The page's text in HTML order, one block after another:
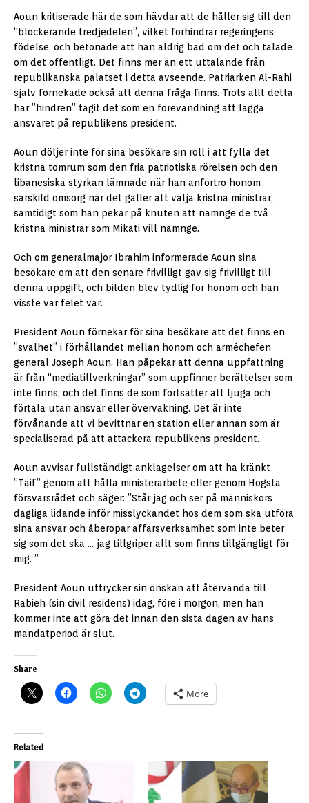
Aoun kritiserade här de som hävdar att de håller sig till den
“blockerande tredjedelen”, vilket förhindrar regeringens
födelse, och betonade att han aldrig bad om det och talade
om det offentligt. Det finns mer än ett uttalande från
republikanska palatset i detta avseende. Patriarken Al-Rahi
själv förnekade också att denna fråga finns. Trots allt detta
har ”hindren” tagit det som en förevändning att lägga
ansvaret på republikens president.
Aoun döljer inte för sina besökare sin roll i att fylla det
kristna tomrum som den fria patriotiska rörelsen och den
libanesiska styrkan lämnade när han anförtro honom
särskild omsorg när det gäller att välja kristna ministrar,
samtidigt som han pekar på knuten att namnge de två
kristna ministrar som Mikati vill namnge.
Och om generalmajor Ibrahim informerade Aoun sina
besökare om att den senare frivilligt gav sig frivilligt till
denna uppgift, och bilden blev tydlig för honom och han
visste var felet var.
President Aoun förnekar för sina besökare att det finns en
”svalhet” i förhållandet mellan honom och arméchefen
general Joseph Aoun. Han påpekar att denna uppfattning
är från “mediatillverkningar” som uppfinner berättelser som
inte finns, och det finns de som fortsätter att ljuga och
förtala utan ansvar eller övervakning. Det är inte
förvånande att vi bevittnar en station eller annan som är
specialiserad på att attackera republikens president.
Aoun avvisar fullständigt anklagelser om att ha kränkt
”Taif” genom att hålla ministerarbete eller genom Högsta
försvarsrådet och säger: ”Står jag och ser på människors
dagliga lidande inför misslyckandet hos dem som ska utföra
sina ansvar och åberopar affärsverksamhet som inte beter
sig som det ska … jag tillgriper allt som finns tillgängligt för
mig. ”
President Aoun uttrycker sin önskan att återvända till
Rabieh (sin civil residens) idag, före i morgon, men han
kommer inte att göra det innan den sista dagen av hans
mandatperiod är slut.
Share
More
Related